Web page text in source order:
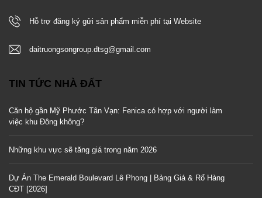
Hỗ trợ đăng ký gửi sản phẩm miễn phí tại Website
daitruongsongroup.dtsg@gmail.com
TIN TỨC NHÀ ĐẤT
Căn hộ gần Mỹ Phước Tân Vạn: Fenica có hợp với người làm
việc khu Đông không?
Những khu vực sẽ tăng giá trong năm 2026
Dự Án The Emerald Boulevard Lê Phong | Bảng Giá & Rổ Hàng
CĐT [2026]